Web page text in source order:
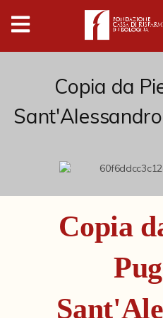
Digital
Humanities
Donazioni
Pubblicazioni
Collezioni
Cataloghi storici
Copia da
Copia